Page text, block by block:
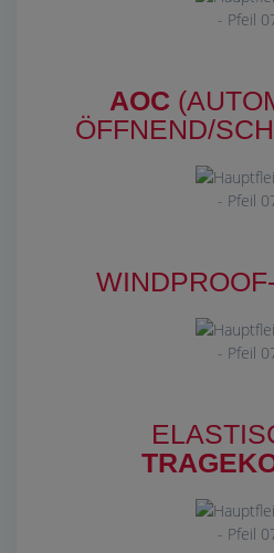
AOC
ÖFFNEND/